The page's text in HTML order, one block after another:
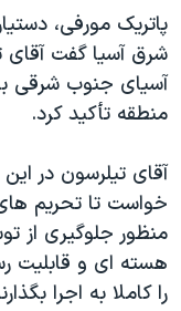
پاتریک مورفی،
شرق آسیا گفت آقای
آسیای جنوب شرقی
منطقه تأکید کرد.
آقای تیلرسون در
خواست تا تحریم
منظور جلوگیری از
هسته ای و قابلیت
را کاملا به اجرا